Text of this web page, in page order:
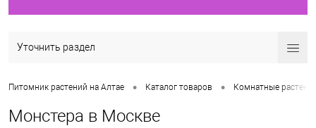
Уточнить раздел
Питомник растений на Алтае • Каталог товаров • Комнатные
Монстера в Москве